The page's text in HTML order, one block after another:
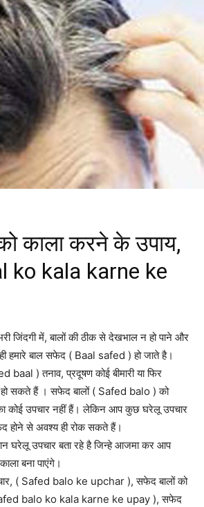
काला करने के उपाय,
ko kala karne ke
जिंदगी में, बालों की ठीक से देखभाल न हो पाने और
हमारे बाल सफेद ( Baal safed ) हो जाते है।
baal ) तनाव, प्रदूषण कोई बीमारी या‍ फिर
हो सकते हैं । सफेद बालों ( Safed balo ) को
कोई उपचार नहीं हैं। लेकिन आप कुछ घरेलू उपचार
होने से अवश्य ही रोक सकते हैं।
घरेलू उपचार बता रहे है जिन्हे आजमा कर आप
बना पाएंगे।
( Safed balo ke upchar ), सफेद बालों को
balo ko kala karne ke upay ), सफेद